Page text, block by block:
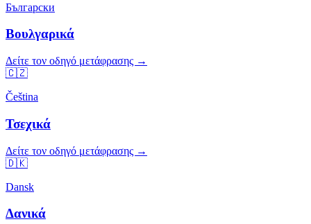
Български
Βουλγαρικά
Δείτε τον οδηγό μετάφρασης →
🇨🇿
Čeština
Τσεχικά
Δείτε τον οδηγό μετάφρασης →
🇩🇰
Dansk
Δανικά